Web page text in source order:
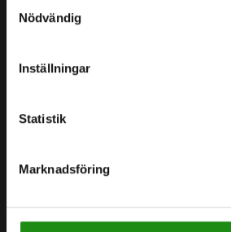
Nödvändig
Inställningar
Statistik
Marknadsföring
OQL
OQC
GRAB JOHN